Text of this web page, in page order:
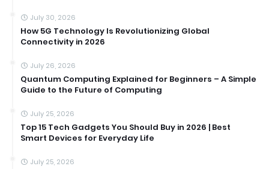
July 30, 2026
How 5G Technology Is Revolutionizing Global
Connectivity in 2026
July 26, 2026
Quantum Computing Explained for Beginners – A Simple
Guide to the Future of Computing
July 25, 2026
Top 15 Tech Gadgets You Should Buy in 2026 | Best
Smart Devices for Everyday Life
July 25, 2026